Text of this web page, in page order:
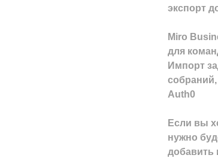
экспорт
Miro
для
Импорт
Auth0
Если вы
нужно
добавить